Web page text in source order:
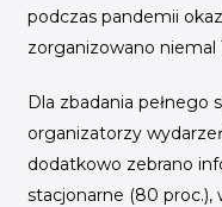
podczas pandemii
zorganizowano niemal
Dla zbadania
organizatorzy
dodatkowo zebrano
stacjonarne (80 proc.),